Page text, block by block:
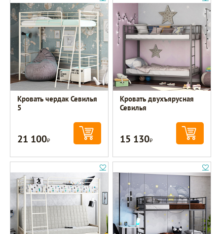
Кровать чердак Севилья
5
21 100Р
Кровать двухъярусная
Севилья
15 130Р